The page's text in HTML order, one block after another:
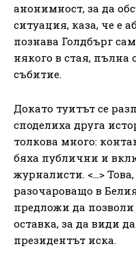
анонимност, за да
ситуация, каза, че е
познава Голдбърг
някого в стая, пълна
събитие.
Докато туитът се
споделиха друга
толкова много:
бяха публични и
журналисти. <…>
разочароващо в
предложи да
оставка, за да види
президентът иска.